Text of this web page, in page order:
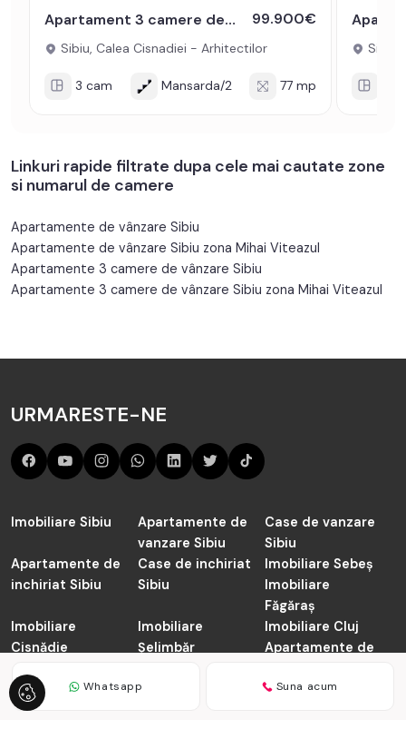
Apartament 3 camere de vanzare mobilat utilat 77 mp Arhitectilor Sibiu 99.900€
Sibiu, Calea Cisnadiei - Arhitectilor
3 cam Mansarda/2 77 mp
Sibiu,
Linkuri rapide filtrate dupa cele mai cautate zone
si numarul de camere
Apartamente de vânzare Sibiu
Apartamente de vânzare Sibiu zona Mihai Viteazul
Apartamente 3 camere de vânzare Sibiu
Apartamente 3 camere de vânzare Sibiu zona Mihai Viteazul
Whatsapp Suna acum
URMARESTE-NE
Imobiliare Sibiu
Apartamente de
vanzare Sibiu
Case de vanzare
Sibiu
Apartamente de
inchiriat Sibiu
Case de inchiriat
Sibiu
Imobiliare Sebeș
Imobiliare
Făgăraș
Imobiliare
Cisnădie
Imobiliare
Șelimbăr
Imobiliare Cluj
Apartamente de
Napoca